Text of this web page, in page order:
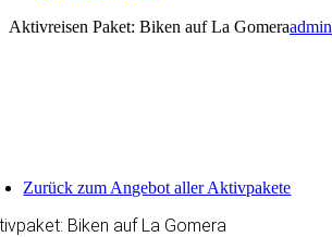
Aktivreisen Paket: Biken auf La Gomeraadmin
Zurück zum Angebot aller Aktivpakete
Biken auf La Gomera